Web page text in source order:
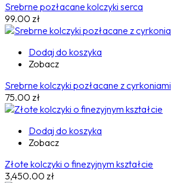
Srebrne pozłacane kolczyki serca
99.00 zł
Dodaj do koszyka
Zobacz
Srebrne kolczyki pozłacane z cyrkoniami
75.00 zł
Dodaj do koszyka
Zobacz
Złote kolczyki o finezyjnym kształcie
3,450.00 zł